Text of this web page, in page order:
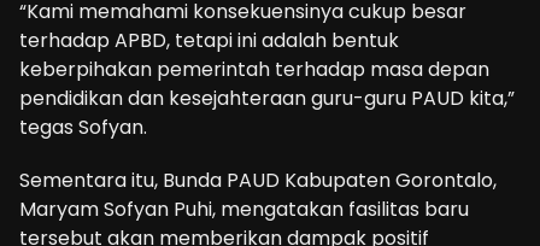
“Kami memahami konsekuensinya cukup besar
terhadap APBD, tetapi ini adalah bentuk
keberpihakan pemerintah terhadap masa depan
pendidikan dan kesejahteraan guru-guru PAUD kita,”
tegas Sofyan.
Sementara itu, Bunda PAUD Kabupaten Gorontalo,
Maryam Sofyan Puhi, mengatakan fasilitas baru
tersebut akan memberikan dampak positif